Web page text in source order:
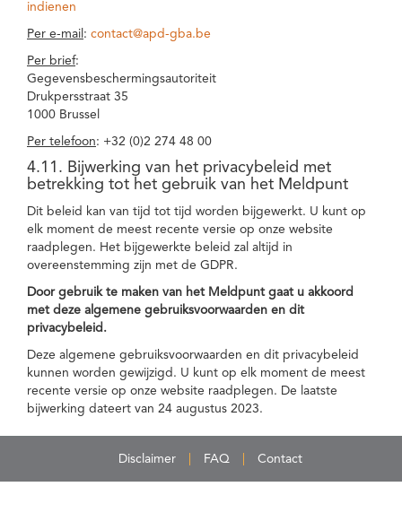
indienen
Per e-mail : contact@apd-gba.be
Per brief:
Gegevensbeschermingsautoriteit
Drukpersstraat 35
1000 Brussel
Per telefoon: +32 (0)2 274 48 00
4.11. Bijwerking van het privacybeleid met
betrekking tot het gebruik van het Meldpunt
Dit beleid kan van tijd tot tijd worden bijgewerkt. U kunt op
elk moment de meest recente versie op onze website
raadplegen. Het bijgewerkte beleid zal altijd in
overeenstemming zijn met de GDPR.
Door gebruik te maken van het Meldpunt gaat u akkoord
met deze algemene gebruiksvoorwaarden en dit
privacybeleid.
Deze algemene gebruiksvoorwaarden en dit privacybeleid
kunnen worden gewijzigd. U kunt op elk moment de meest
recente versie op onze website raadplegen. De laatste
bijwerking dateert van 24 augustus 2023.
Disclaimer FAQ Contact